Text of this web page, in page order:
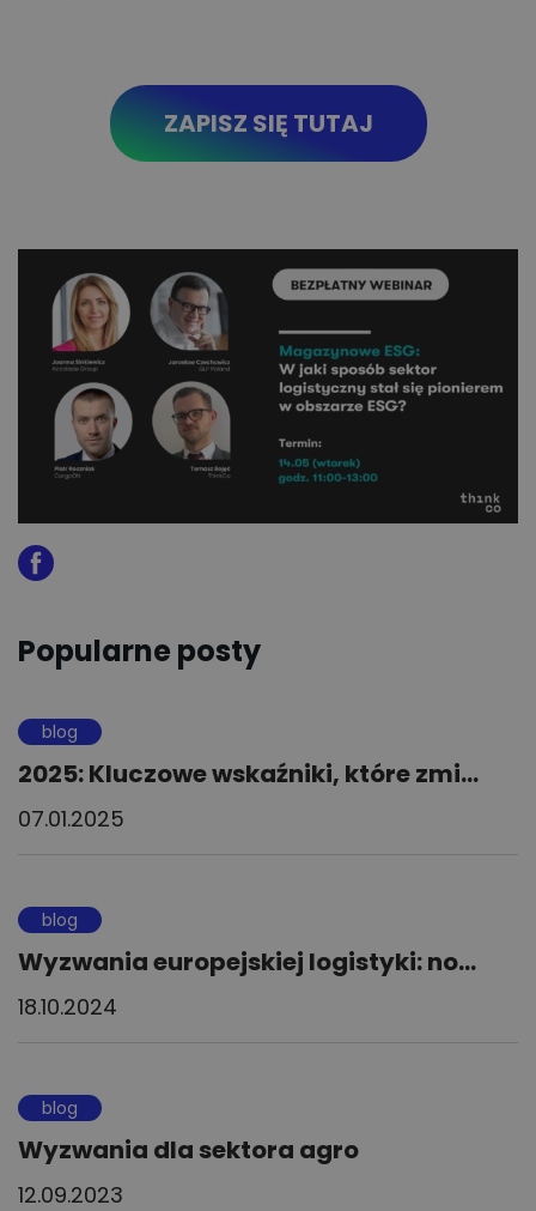
ZAPISZ SIĘ TUTAJ
Popularne posty
blog
2025: Kluczowe wskaźniki, które zmi...
07.01.2025
blog
Wyzwania europejskiej logistyki: no...
18.10.2024
blog
Wyzwania dla sektora agro
12.09.2023